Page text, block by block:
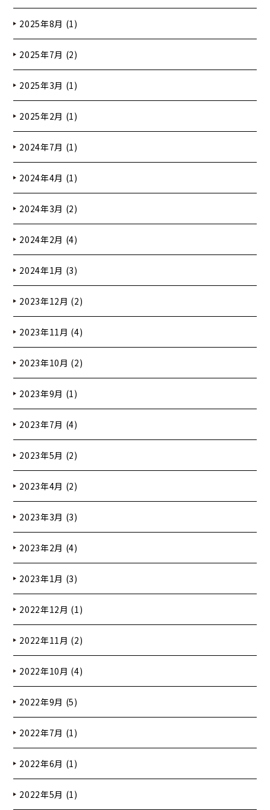
2025年8月 (1)
2025年7月 (2)
2025年3月 (1)
2025年2月 (1)
2024年7月 (1)
2024年4月 (1)
2024年3月 (2)
2024年2月 (4)
2024年1月 (3)
2023年12月 (2)
2023年11月 (4)
2023年10月 (2)
2023年9月 (1)
2023年7月 (4)
2023年5月 (2)
2023年4月 (2)
2023年3月 (3)
2023年2月 (4)
2023年1月 (3)
2022年12月 (1)
2022年11月 (2)
2022年10月 (4)
2022年9月 (5)
2022年7月 (1)
2022年6月 (1)
2022年5月 (1)